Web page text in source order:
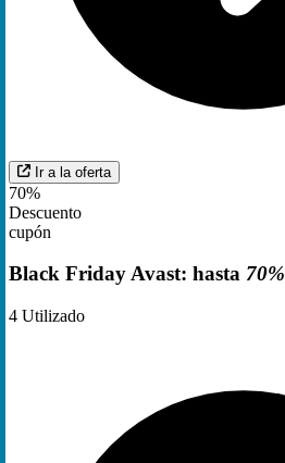
Ir a la oferta
70%
Descuento
cupón
Black Friday Avast: hasta 70%
4 Utilizado